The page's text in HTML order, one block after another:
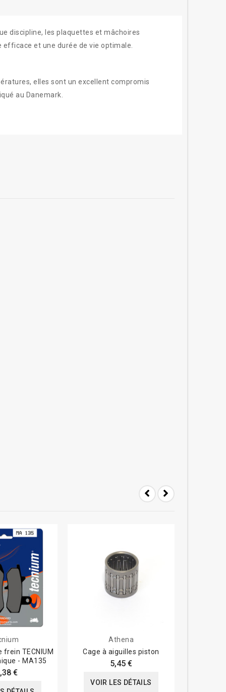
discipline, les plaquettes et mâchoires
et une durée de vie optimale.
elles sont un excellent compromis
au Danemark.
TECNIUM
- MA135
€
Athena
Cage à aiguilles piston
5,45 €
VOIR LES DÉTAILS